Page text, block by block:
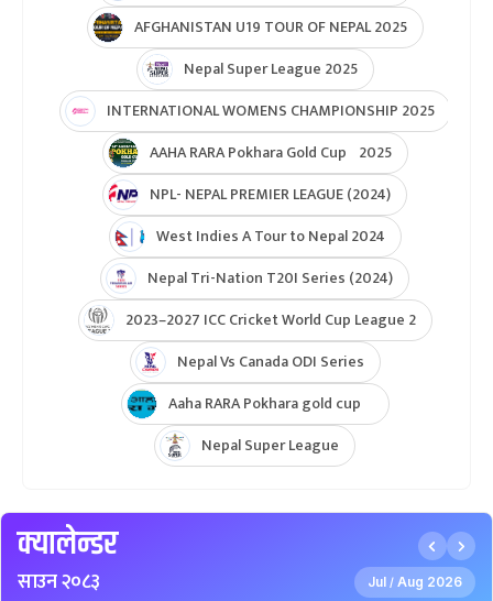
AFGHANISTAN U19 TOUR OF NEPAL 2025
Nepal Super League 2025
INTERNATIONAL WOMENS CHAMPIONSHIP 2025
AAHA RARA Pokhara Gold Cup 2025
NPL- NEPAL PREMIER LEAGUE (2024)
West Indies A Tour to Nepal 2024
Nepal Tri-Nation T20I Series (2024)
2023–2027 ICC Cricket World Cup League 2
Nepal Vs Canada ODI Series
Aaha RARA Pokhara gold cup
Nepal Super League
क्यालेन्डर
साउन २०८३ Jul / Aug 2026